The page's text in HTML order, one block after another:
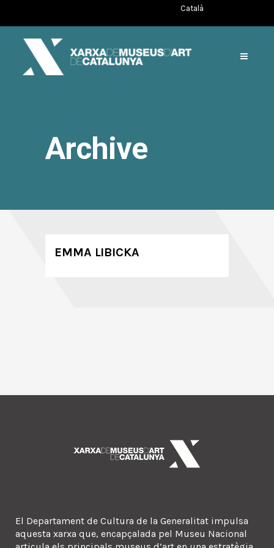
Català
Archive
EMMA LIBICKA
El Departament de Cultura de la Generalitat impulsa
aquesta xarxa que, encapçalada pel Museu Nacional